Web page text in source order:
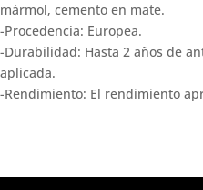
mármol, cemento en mate.
-Procedencia: Europea.
-Durabilidad: Hasta 2 años de
aplicada.
-Rendimiento: El rendimiento